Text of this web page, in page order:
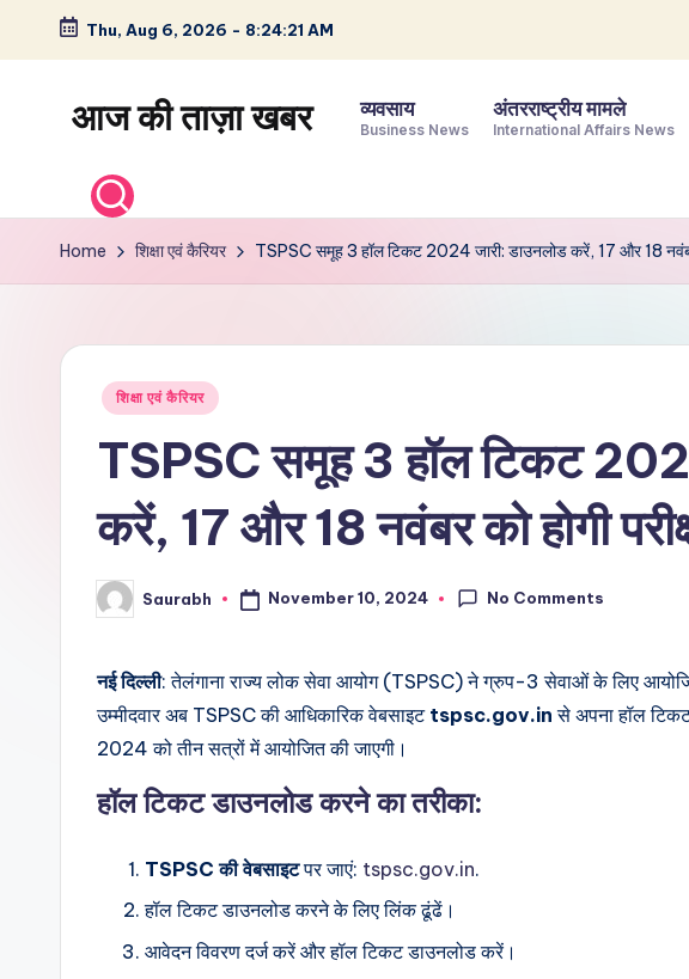
Skip
content
Thu, Aug 6, 2026 - 8:24:22 AM
आज की ताज़ा खबर
खेल,
व्यापार
विश्व
व्यवसाय
Business News
अंतरराष्ट्रीय मामले
International Affairs News
Home शिक्षा एवं कैरियर TSPSC समूह 3 हॉल टिकट 2024 जारी: डाउनलोड करें, 17 और 18 नवंबर
Posted
शिक्षा एवं कैरियर
TSPSC समूह 3 हॉल टिकट
करें, 17 और 18 नवंबर को होगी
Posted
by
Saurabh November 10, 2024 No Comments
नई दिल्ली: तेलंगाना राज्य लोक सेवा आयोग (TSPSC) ने ग्रुप-3 सेवाओं के लिए आयोजित
उम्मीदवार अब TSPSC की आधिकारिक वेबसाइट tspsc.gov.in से अपना हॉल
2024 को तीन सत्रों में आयोजित की जाएगी।
हॉल टिकट डाउनलोड करने का तरीका:
TSPSC की वेबसाइटपर जाएं: tspsc.gov.in.
हॉल टिकट डाउनलोड करने के लिए लिंक ढूंढें।
आवेदन विवरण दर्ज करें और हॉल टिकट डाउनलोड करें।